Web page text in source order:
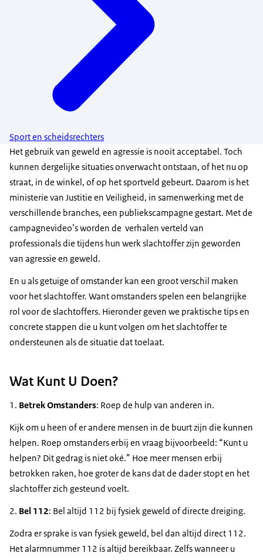
Sport en scheidsrechters
Het gebruik van geweld en agressie is nooit acceptabel. Toch
kunnen dergelijke situaties onverwacht ontstaan, of het nu op
straat, in de winkel, of op het sportveld gebeurt. Daarom is het
ministerie van Justitie en Veiligheid, in samenwerking met de
verschillende branches, een publiekscampagne gestart. Met de
campagnevideo’s worden de verhalen verteld van
professionals die tijdens hun werk slachtoffer zijn geworden
van agressie en geweld.
En u als getuige of omstander kan een groot verschil maken
voor het slachtoffer. Want omstanders spelen een belangrijke
rol voor de slachtoffers. Hieronder geven we praktische tips en
concrete stappen die u kunt volgen om het slachtoffer te
ondersteunen als de situatie dat toelaat.
Wat Kunt U Doen?
1. Betrek Omstanders: Roep de hulp van anderen in.
Kijk om u heen of er andere mensen in de buurt zijn die kunnen
helpen. Roep omstanders erbij en vraag bijvoorbeeld: “Kunt u
helpen? Dit gedrag is niet oké.” Hoe meer mensen erbij
betrokken raken, hoe groter de kans dat de dader stopt en het
slachtoffer zich gesteund voelt.
2. Bel 112: Bel altijd 112 bij fysiek geweld of directe dreiging.
Zodra er sprake is van fysiek geweld, bel dan altijd direct 112.
Het alarmnummer 112 is altijd bereikbaar. Zelfs wanneer u